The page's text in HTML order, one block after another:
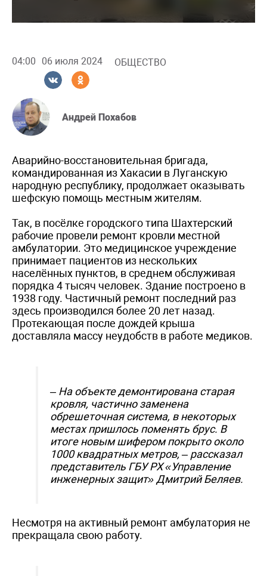
04:00 06 июля 2024 ОБЩЕСТВО
Андрей Похабов
Аварийно-восстановительная бригада,
командированная из Хакасии в Луганскую
народную республику, продолжает оказывать
шефскую помощь местным жителям.
Так, в посёлке городского типа Шахтерский
рабочие провели ремонт кровли местной
амбулатории. Это медицинское учреждение
принимает пациентов из нескольких
населённых пунктов, в среднем обслуживая
порядка 4 тысяч человек. Здание построено в
1938 году. Частичный ремонт последний раз
здесь производился более 20 лет назад.
Протекающая после дождей крыша
доставляла массу неудобств в работе медиков.
– На объекте демонтирована старая
кровля, частично заменена
обрешеточная система, в некоторых
местах пришлось поменять брус. В
итоге новым шифером покрыто около
1000 квадратных метров, – рассказал
представитель ГБУ РХ «Управление
инженерных защит» Дмитрий Беляев.
Несмотря на активный ремонт амбулатория не
прекращала свою работу.